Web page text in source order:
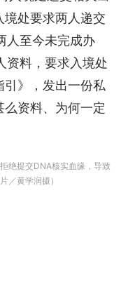
处要求两人递交
人至今未完成办
资料，要求入境处
引》，发出一份私
资料、为何一定
绝提交DNA核实血缘，导致
／黄学润摄）